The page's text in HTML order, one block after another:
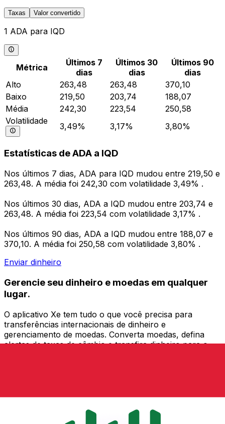
Taxas Valor convertido
1 ADA para IQD
Métrica
Últimos 7
dias
Últimos 30
dias
Últimos 90
dias
Alto
263,48 263,48
370,10
Baixo
219,50 203,74
188,07
Média
242,30 223,54
250,58
Volatilidade
3,49% 3,17% 3,80%
Estatísticas de ADA a IQD
Nos últimos 7 dias, ADA para IQD mudou entre 219,50 e
263,48. A média foi 242,30 com volatilidade 3,49% .
Nos últimos 30 dias, ADA a IQD mudou entre 203,74 e
263,48. A média foi 223,54 com volatilidade 3,17% .
Nos últimos 90 dias, ADA a IQD mudou entre 188,07 e
370,10. A média foi 250,58 com volatilidade 3,80% .
Enviar dinheiro
Gerencie seu dinheiro e moedas em qualquer
lugar.
O aplicativo Xe tem tudo o que você precisa para
transferências internacionais de dinheiro e
gerenciamento de moedas. Converta moedas, defina
alertas de taxas de câmbio e transfira dinheiro para o